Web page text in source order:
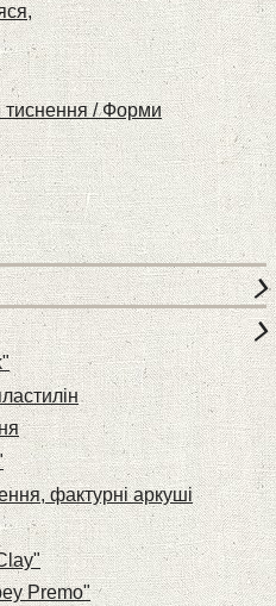
/ Форми
фактурні аркуші
Premo"